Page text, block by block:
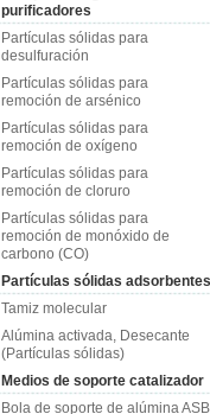
purificadores
Partículas sólidas para
desulfuración
Partículas sólidas para
remoción de arsénico
Partículas sólidas para
remoción de oxígeno
Partículas sólidas para
remoción de cloruro
Partículas sólidas para
remoción de monóxido de
carbono (CO)
Partículas sólidas adsorbentes
Tamiz molecular
Alúmina activada, Desecante
(Partículas sólidas)
Medios de soporte catalizador
Bola de soporte de alúmina ASB